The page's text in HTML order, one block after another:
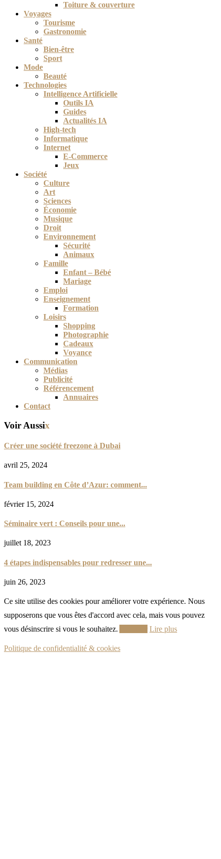
Toiture & couverture
Voyages
Tourisme
Gastronomie
Santé
Bien-être
Sport
Mode
Beauté
Technologies
Intelligence Artificielle
Outils IA
Guides
Actualités IA
High-tech
Informatique
Internet
E-Commerce
Jeux
Société
Culture
Art
Sciences
Économie
Musique
Droit
Environnement
Sécurité
Animaux
Famille
Enfant – Bébé
Mariage
Emploi
Enseignement
Formation
Loisirs
Shopping
Photographie
Cadeaux
Voyance
Communication
Médias
Publicité
Référencement
Annuaires
Contact
Voir Aussix
Créer une société freezone à Dubai
avril 25, 2024
Team building en Côte d’Azur: comment...
février 15, 2024
Séminaire vert : Conseils pour une...
juillet 18, 2023
4 étapes indispensables pour redresser une...
juin 26, 2023
Ce site utilise des cookies pour améliorer votre expérience. Nous
supposerons que vous êtes d'accord avec cela, mais vous pouvez
vous désinscrire si vous le souhaitez.
Lire plus
Politique de confidentialité & cookies